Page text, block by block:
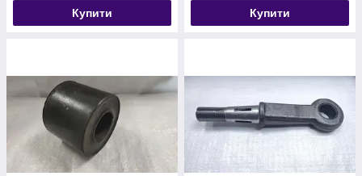
Купити Купити